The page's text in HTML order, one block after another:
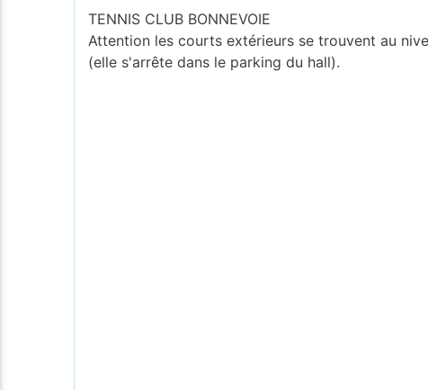
TENNIS CLUB BONNEVOIE
Attention les courts extérieurs se trouvent au
(elle s'arrête dans le parking du hall).